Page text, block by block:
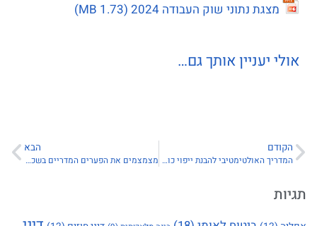
מצגת נתוני שוק העבודה 2024
אולי יעניין אותך גם…
הקודם
המדריך האולטימטיבי להבנת ייפוי כוח מתמשך
הבא
מצמצמים את הפערים המדריים בשכר העובדים/ות
תגיות